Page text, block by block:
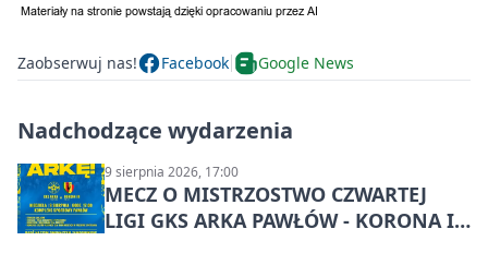
Zaobserwuj nas! Facebook Google News
Nadchodzące wydarzenia
9 sierpnia 2026, 17:00
MECZ O MISTRZOSTWO CZWARTEJ
LIGI GKS ARKA PAWŁÓW - KORONA III